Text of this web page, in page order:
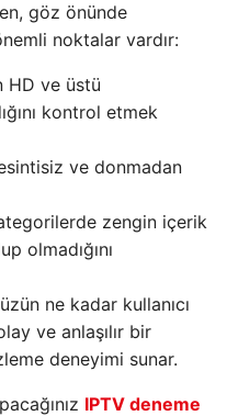
göz önünde
noktalar vardır:
HD ve üstü
kontrol etmek
ve donmadan
zengin içerik
olmadığını
ne kadar kullanıcı
ve anlaşılır bir
deneyimi sunar.
IPTV deneme